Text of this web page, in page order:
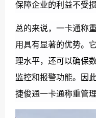
保障企业的利益不受损
总的来说，一卡通称
用具有显著的优势。
理水平，还可以确保
监控和报警功能。因
捷俊通一卡通称重管